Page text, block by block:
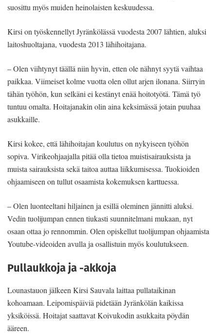
suosittu myös muiden heinolaisten keskuudessa.
Kirsi on työskennellyt Jyränkölässä vuodesta 2007 lähtien, aluksi
laitoshuoltajana, vuodesta 2013 lähihoitajana.
– Olen viihtynyt täällä niin hyvin, etten ole nähnyt syytä vaihtaa
paikkaa. Viimeiset kolme vuotta olen ollut arjen ilonana. Siirryin
tähän työhön, kun selkäni ei kestänyt enää hoitotyötä. Tämä työ
tuntuu omalta. Hoitajanakin olin aina keksimässä jotain puuhaa
asukkaille.
Kirsi kokee, että lähihoitajan koulutus on nykyiseen työhön
sopiva. Virikeohjaajalla pitää olla tietoa muistisairauksista ja
muista sairauksista sekä taitoa auttaa liikkumisessa. Tuokioiden
ohjaamiseen on tullut osaamista kokemuksen karttuessa.
– Olen luonteeltani hiljainen ja esillä oleminen jännitti aluksi.
Vedin tuolijumpan ennen tiukasti suunnitelmani mukaan, nyt
osaan ottaa jo rennommin. Olen opiskellut tuolijumpan ohjaamista
Youtube-videoiden avulla ja osallistuin myös koulutukseen.
Pullaukkoja ja -akkoja
Lounastauon jälkeen Kirsi Sauvala laittaa pullataikinan
kohoamaan. Leipomispäiviä pidetään Jyränkölän kaikissa
yksiköissä. Hoitajat saattavat Koivukodin asukkaita pöydän
ääreen.